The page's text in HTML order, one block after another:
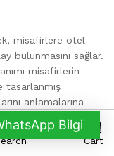
misafirlere otel
bulunmasını sağlar.
misafirlerin
tasarlanmış
anlamalarına
düzeni ile de
0
Cart
Bilgi